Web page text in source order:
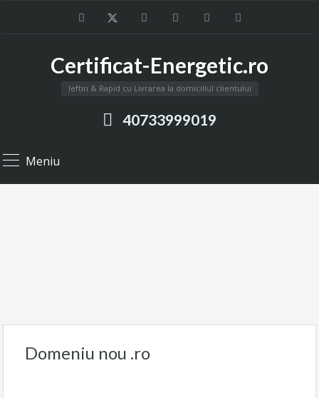
Certificat-Energetic.ro
Ieftin & Rapid cu Livrarea la domiciliul clientului
40733999019
Meniu
Domeniu nou .ro